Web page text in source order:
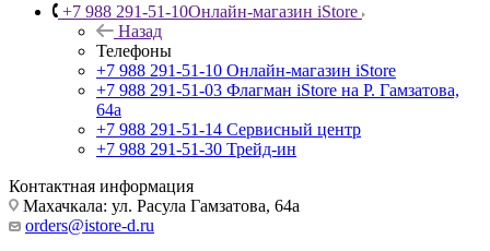
+7 988 291-51-10Онлайн-магазин iStore
Назад
Телефоны
+7 988 291-51-10 Онлайн-магазин iStore
+7 988 291-51-03 Флагман iStore на Р. Гамзатова,
64а
+7 988 291-51-14 Сервисный центр
+7 988 291-51-30 Трейд-ин
Контактная информация
Махачкала: ул. Расула Гамзатова, 64а
orders@istore-d.ru